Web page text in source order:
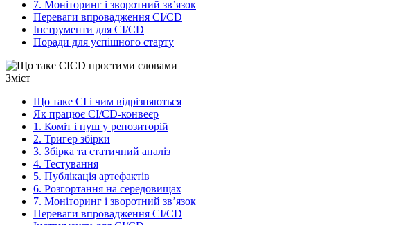
7. Моніторинг і зворотний зв’язок
Переваги впровадження CI/CD
Інструменти для CI/CD
Поради для успішного старту
Зміст
Що таке CI і чим відрізняються
Як працює CI/CD-конвеєр
1. Коміт і пуш у репозиторій
2. Тригер збірки
3. Збірка та статичний аналіз
4. Тестування
5. Публікація артефактів
6. Розгортання на середовищах
7. Моніторинг і зворотний зв’язок
Переваги впровадження CI/CD